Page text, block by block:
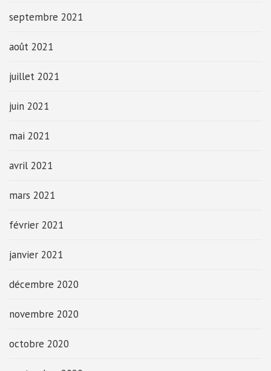
septembre 2021
août 2021
juillet 2021
juin 2021
mai 2021
avril 2021
mars 2021
février 2021
janvier 2021
décembre 2020
novembre 2020
octobre 2020